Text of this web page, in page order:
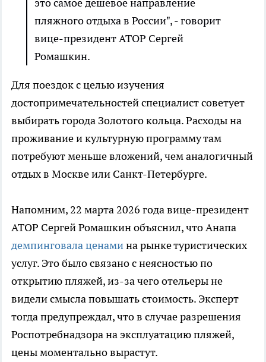
это самое дешевое направление
пляжного отдыха в России", - говорит
вице-президент АТОР Сергей
Ромашкин.
Для поездок с целью изучения
достопримечательностей специалист советует
выбирать города Золотого кольца. Расходы на
проживание и культурную программу там
потребуют меньше вложений, чем аналогичный
отдых в Москве или Санкт-Петербурге.
Напомним, 22 марта 2026 года вице-президент
АТОР Сергей Ромашкин объяснил, что Анапа
демпинговала ценамина рынке туристических
услуг. Это было связано с неясностью по
открытию пляжей, из-за чего отельеры не
видели смысла повышать стоимость. Эксперт
тогда предупреждал, что в случае разрешения
Роспотребнадзора на эксплуатацию пляжей,
цены моментально вырастут.